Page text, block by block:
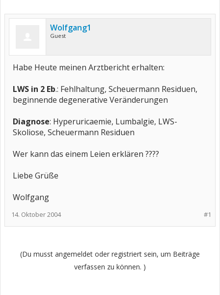
Wolfgang1
Guest
Habe Heute meinen Arztbericht erhalten:
LWS in 2 Eb.: Fehlhaltung, Scheuermann Residuen,
beginnende degenerative Veränderungen
Diagnose: Hyperuricaemie, Lumbalgie, LWS-
Skoliose, Scheuermann Residuen
Wer kann das einem Leien erklären ????
Liebe Grüße
Wolfgang
#1
14. Oktober 2004
(Du musst angemeldet oder registriert sein, um Beiträge
verfassen zu können. )